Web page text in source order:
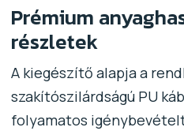
Prémium
részletek
A kiegészítő alapja a
szakítószilárdságú PU
folyamatos